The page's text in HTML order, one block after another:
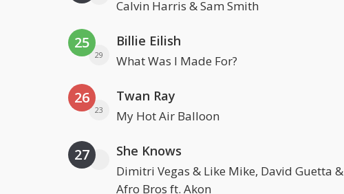
Calvin Harris & Sam Smith
25
29
Billie Eilish
What Was I Made For?
26
23
Twan Ray
My Hot Air Balloon
27 She Knows
Dimitri Vegas & Like Mike, David Guetta &
Afro Bros ft. Akon